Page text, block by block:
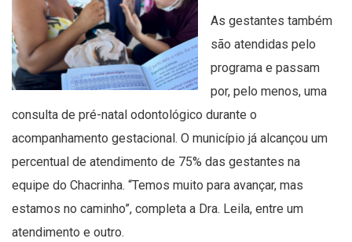
As gestantes também
são atendidas pelo
programa e passam
por, pelo menos, uma
consulta de pré-natal odontológico durante o
acompanhamento gestacional. O município já alcançou um
percentual de atendimento de 75% das gestantes na
equipe do Chacrinha. “Temos muito para avançar, mas
estamos no caminho”, completa a Dra. Leila, entre um
atendimento e outro.